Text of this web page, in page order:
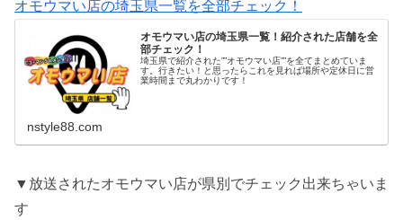
オモウマい店の埼玉県一覧を全部チェック！
オモウマい店の埼玉県一覧！紹介された店舗を全
部チェック！
埼玉県で紹介された””オモウマい店””を全てまとめていま
す。行きたい！と思ったらこれを見れば場所や定休日に営
業時間まで丸わかりです！
nstyle88.com
▼放送されたオモウマい店が県別でチェック出来ちゃいま
す